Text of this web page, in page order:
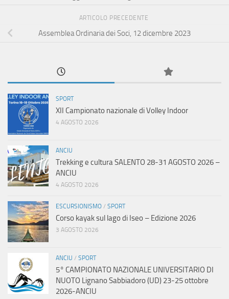
ARTICOLO PRECEDENTE
Assemblea Ordinaria dei Soci, 12 dicembre 2023
SPORT
XII Campionato nazionale di Volley Indoor
4 AGOSTO 2026
ANCIU
Trekking e cultura SALENTO 28-31 AGOSTO 2026 –
ANCIU
4 AGOSTO 2026
ESCURSIONISMO / SPORT
Corso kayak sul lago di Iseo – Edizione 2026
3 AGOSTO 2026
ANCIU / SPORT
5° CAMPIONATO NAZIONALE UNIVERSITARIO DI
NUOTO Lignano Sabbiadoro (UD) 23-25 ottobre
2026-ANCIU